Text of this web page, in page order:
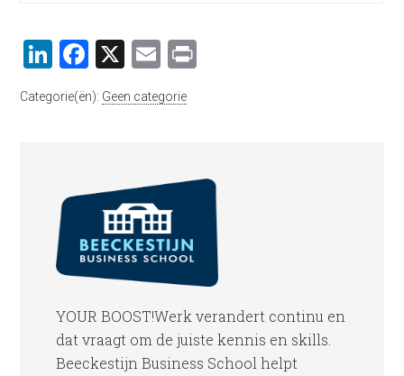
LinkedIn
Facebook
X Email
Categorie(ën): Geen categorie
YOUR BOOST!Werk verandert continu en
dat vraagt om de juiste kennis en skills.
Beeckestijn Business School helpt